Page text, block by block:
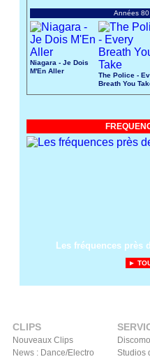
Années 80
Niagara - Je Dois
M'En Aller
The Police -
Breath You
Les fréquences près
►
CLIPS
Nouveaux Clips
News : Dance/Electro
Studios